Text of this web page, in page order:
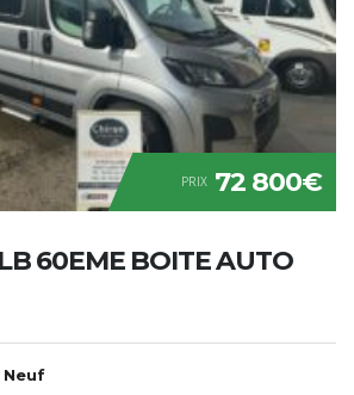
PRIX 72 800€
60EME BOITE AUTO
Neuf